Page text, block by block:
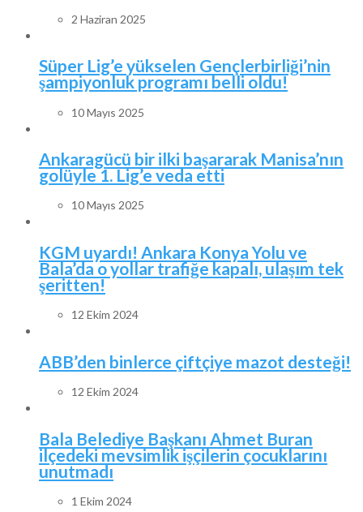
2 Haziran 2025
Süper Lig’e yükselen Gençlerbirliği’nin
şampiyonluk programı belli oldu!
10 Mayıs 2025
Ankaragücü bir ilki başararak Manisa’nın
golüyle 1. Lig’e veda etti
10 Mayıs 2025
KGM uyardı! Ankara Konya Yolu ve
Bala’da o yollar trafiğe kapalı, ulaşım tek
şeritten!
12 Ekim 2024
ABB’den binlerce çiftçiye mazot desteği!
12 Ekim 2024
Bala Belediye Başkanı Ahmet Buran
ilçedeki mevsimlik işçilerin çocuklarını
unutmadı
1 Ekim 2024